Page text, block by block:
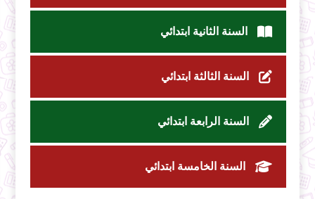
السنة الثانية ابتدائي
السنة الثالثة ابتدائي
السنة الرابعة ابتدائي
السنة الخامسة ابتدائي